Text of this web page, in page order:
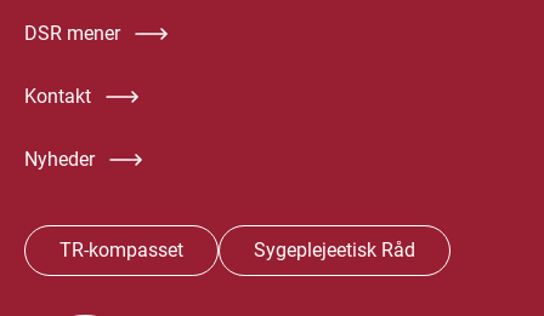
DSR mener
Kontakt
Nyheder
TR-kompasset Sygeplejeetisk Råd